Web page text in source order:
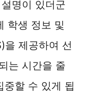
명이 있더군
학생 정보 및
을 제공하여 선
는 시간을 줄
중할 수 있게 됩